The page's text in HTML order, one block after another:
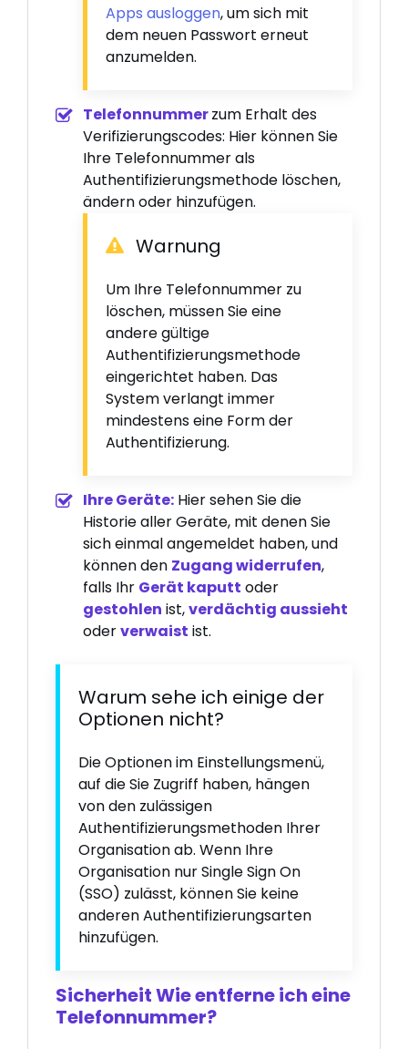
Apps ausloggen, um sich mit
dem neuen Passwort erneut
anzumelden.
Telefonnummerzum Erhalt des
Verifizierungscodes: Hier können Sie
Ihre Telefonnummer als
Authentifizierungsmethode löschen,
ändern oder hinzufügen.
Warnung
Um Ihre Telefonnummer zu
löschen, müssen Sie eine
andere gültige
Authentifizierungsmethode
eingerichtet haben. Das
System verlangt immer
mindestens eine Form der
Authentifizierung.
Ihre Geräte: Hier sehen Sie die
Historie aller Geräte, mit denen Sie
sich einmal angemeldet haben, und
können den Zugang widerrufen,
falls Ihr Gerät kaputt oder
gestohlen ist,verdächtig aussieht
oderverwaist ist.
Warum sehe ich einige der
Optionen nicht?
Die Optionen im Einstellungsmenü,
auf die Sie Zugriff haben, hängen
von den zulässigen
Authentifizierungsmethoden Ihrer
Organisation ab. Wenn Ihre
Organisation nur Single Sign On
(SSO) zulässt, können Sie keine
anderen Authentifizierungsarten
hinzufügen.
Sicherheit Wie entferne ich eine
Telefonnummer?